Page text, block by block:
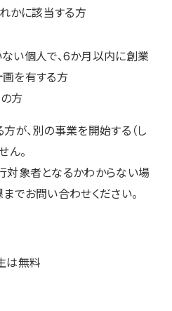
かに該当する方
い個人で、6か月以内に創業
を有する方
方
が、別の事業を開始する（し
ん。
象者となるかわからない場
でお問い合わせください。
は無料